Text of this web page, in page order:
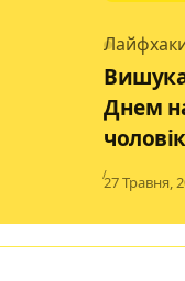
Category
Днем
Published
27 Травня,